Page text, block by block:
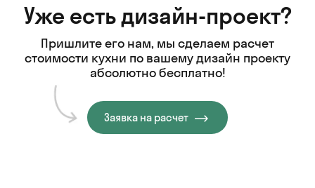
Уже есть дизайн-проект?
Пришлите его нам, мы сделаем расчет
стоимости кухни по вашему дизайн проекту
абсолютно бесплатно!
Заявка на расчет